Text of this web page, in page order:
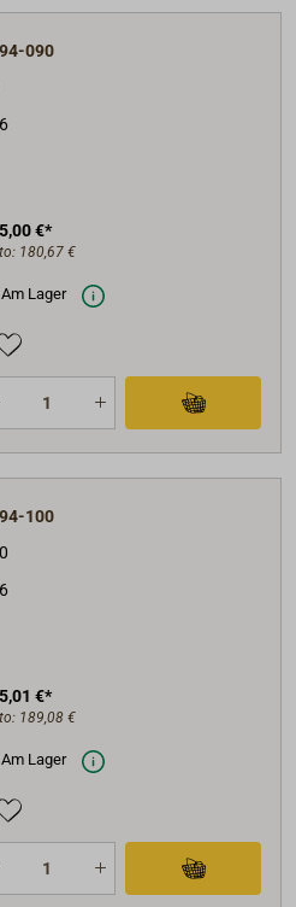
090
€*
180,67 €
Am Lager
100
€*
189,08 €
Am Lager